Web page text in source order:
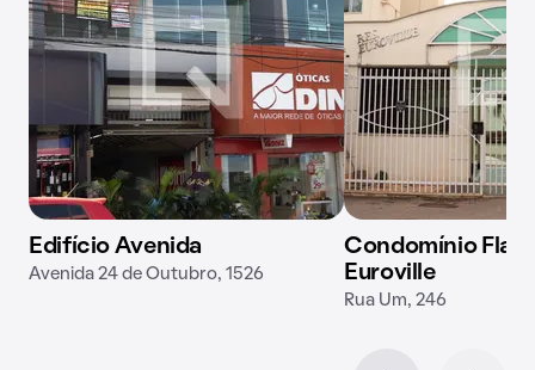
Edifício Avenida
Avenida 24 de Outubro, 1526
Condomínio Flat
Euroville
Rua Um, 246